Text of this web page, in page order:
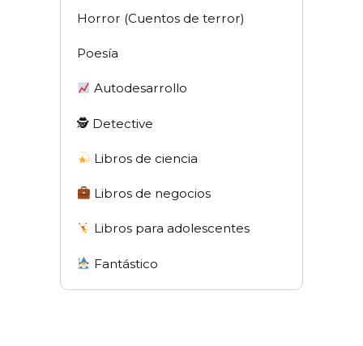
Horror (Cuentos de terror)
Poesía
Autodesarrollo
🕵 Detective
Libros de ciencia
Libros de negocios
Libros para adolescentes
Fantástico